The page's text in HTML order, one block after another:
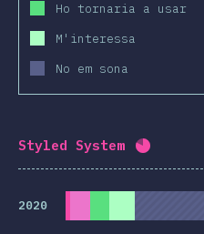
Ho tornaria a usar
M'interessa
No em sona
Styled System
2020